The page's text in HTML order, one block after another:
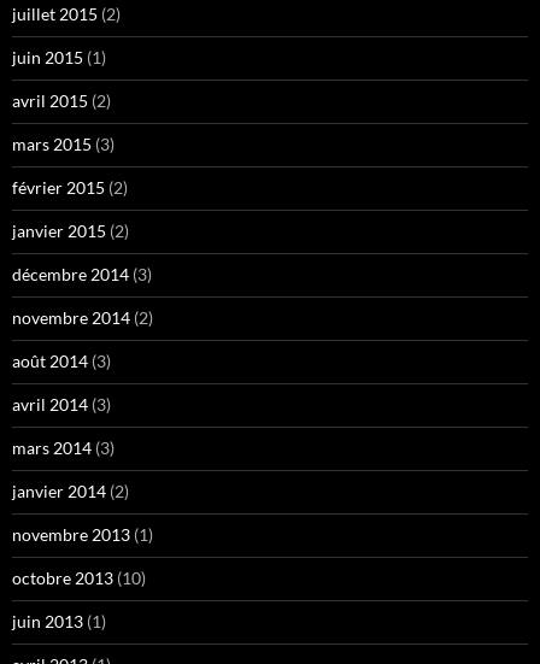
juillet 2015 (2)
juin 2015 (1)
avril 2015 (2)
mars 2015 (3)
février 2015 (2)
janvier 2015 (2)
décembre 2014 (3)
novembre 2014 (2)
août 2014 (3)
avril 2014 (3)
mars 2014 (3)
janvier 2014 (2)
novembre 2013 (1)
octobre 2013 (10)
juin 2013 (1)